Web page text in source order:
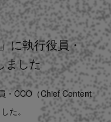
に執行役員・
ました
・CCO（Chief Content
た。